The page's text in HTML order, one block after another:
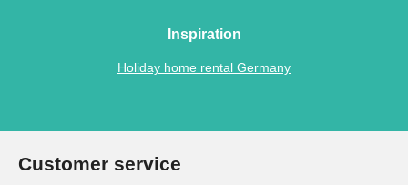
Inspiration
Holiday home rental Germany
Customer service